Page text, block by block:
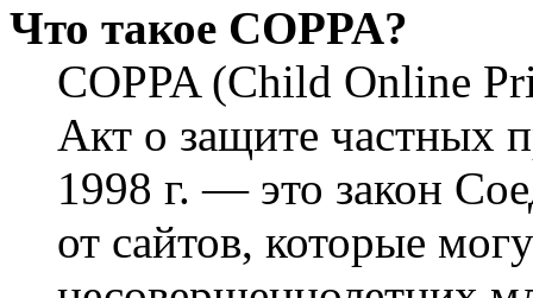
Что такое COPPA?
COPPA (Child Online
Акт о защите частных
1998 г. — это закон
от сайтов, которые